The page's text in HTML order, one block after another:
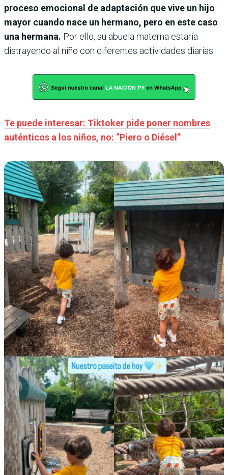
proceso emocional de adaptación que vive un hijo
mayor cuando nace un hermano, pero en este caso
una hermana. Por ello, su abuela materna estaría
distrayendo al niño con diferentes actividades diarias.
Te puede interesar: Tiktoker pide poner nombres
auténticos a los niños, no: “Piero o Diésel”